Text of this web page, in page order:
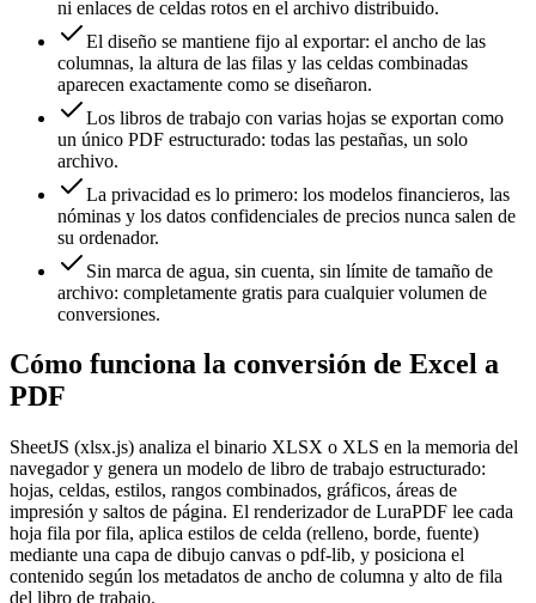
ni enlaces de celdas rotos en el archivo distribuido.
El diseño se mantiene fijo al exportar: el ancho de las
columnas, la altura de las filas y las celdas combinadas
aparecen exactamente como se diseñaron.
Los libros de trabajo con varias hojas se exportan como
un único PDF estructurado: todas las pestañas, un solo
archivo.
La privacidad es lo primero: los modelos financieros, las
nóminas y los datos confidenciales de precios nunca salen de
su ordenador.
Sin marca de agua, sin cuenta, sin límite de tamaño de
archivo: completamente gratis para cualquier volumen de
conversiones.
Cómo funciona la conversión de Excel a
PDF
SheetJS (xlsx.js) analiza el binario XLSX o XLS en la memoria del
navegador y genera un modelo de libro de trabajo estructurado:
hojas, celdas, estilos, rangos combinados, gráficos, áreas de
impresión y saltos de página. El renderizador de LuraPDF lee cada
hoja fila por fila, aplica estilos de celda (relleno, borde, fuente)
mediante una capa de dibujo canvas o pdf-lib, y posiciona el
contenido según los metadatos de ancho de columna y alto de fila
del libro de trabajo.